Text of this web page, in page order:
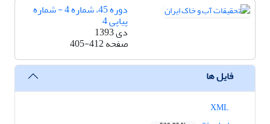
دوره 45، شماره 4 - شماره
پیاپی 4
دی 1393
صفحه405-412
فایل ها